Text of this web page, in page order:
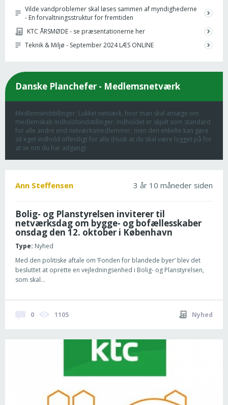
Vilde vandproblemer skal løses sammen af myndighederne
- En forvaltningsstruktur for fremtiden
KTC ÅRSMØDE - se præsentationerne her
Teknik & Miljø - September 2024 LÆS ONLINE
Danske Planchefer - Medlemsnetværk
Medlemsindstillinger: Lukket netværk, hvor man skal ansøge om
medlemskab Indholdsindstillinger: Indholdet er skjult som standard
for alle andre end netværksmedlemmer, men den enkelte kan gøre
sit eget indhold offentligt for alle (Husk at du skal være logget på for
at se om du har adgang)
3 år 10 måneder siden
Ann Steffensen
Bolig- og Planstyrelsen inviterer til
netværksdag om bygge- og bofællesskaber
onsdag den 12. oktober i København
Type: Nyhed
Med den politiske aftale om ’Fonden for blandede byer’ blev det
besluttet at oprette en vejledningsenhed i Bolig- og Planstyrelsen,
som skal...
0 1105 Nyhed